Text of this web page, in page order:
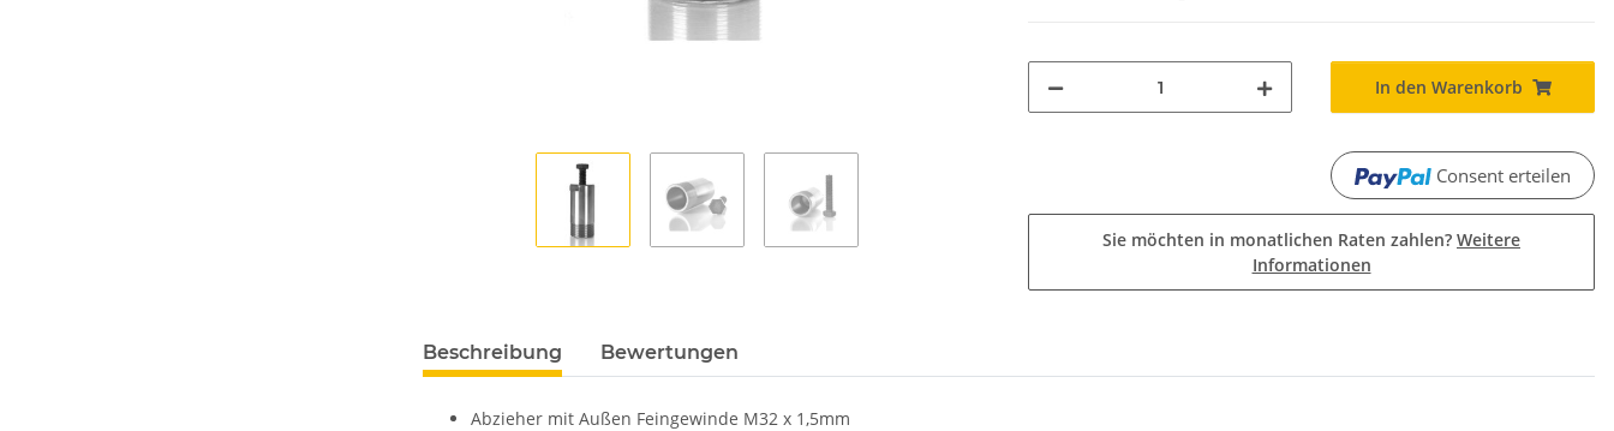
In den Warenkorb
Consent erteilen
Sie möchten in monatlichen Raten zahlen? Weitere
Informationen
Beschreibung Bewertungen
Abzieher mit Außen Feingewinde M32 x 1,5mm